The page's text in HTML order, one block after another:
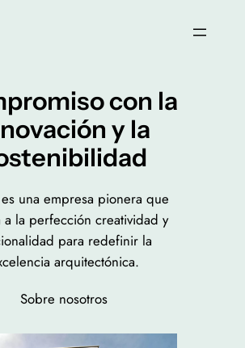
con la
y la
una empresa pionera que
a la perfección creatividad y
para redefinir la
arquitectónica.
Sobre nosotros